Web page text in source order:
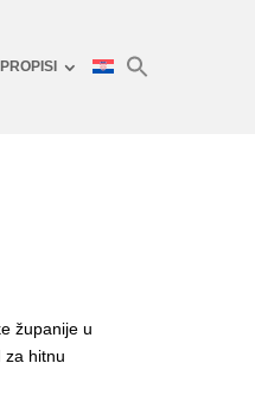
županije u
za hitnu